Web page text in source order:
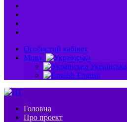
Особистий кабінет
Мова:
Українська
English
Головна
Про проект